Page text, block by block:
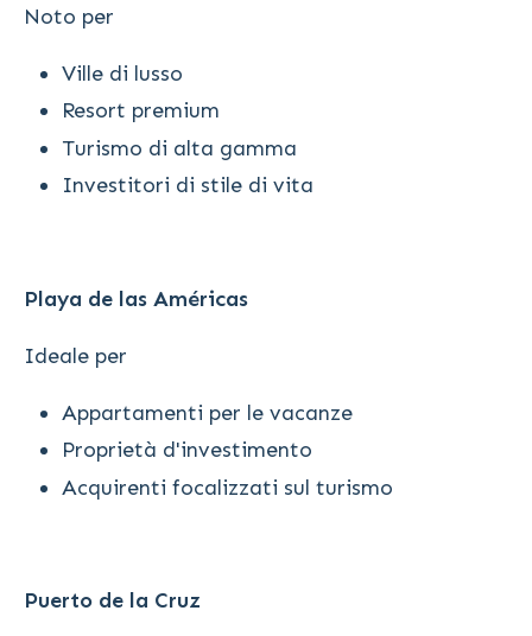
Noto per
Ville di lusso
Resort premium
Turismo di alta gamma
Investitori di stile di vita
Playa de las Américas
Ideale per
Appartamenti per le vacanze
Proprietà d'investimento
Acquirenti focalizzati sul turismo
Puerto de la Cruz